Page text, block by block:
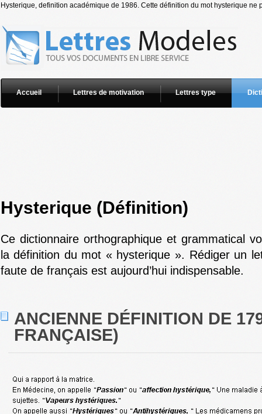
Hysterique, definition académique de 1986. Cette définition du mot hysterique ne
Accueil Lettres de motivation Lettres type
Hysterique (Définition)
Ce dictionnaire orthographique et grammatical
la définition du mot « hysterique ». Rédiger un
faute de français est aujourd’hui indispensable.
ANCIENNE DÉFINITION DE
FRANÇAISE)